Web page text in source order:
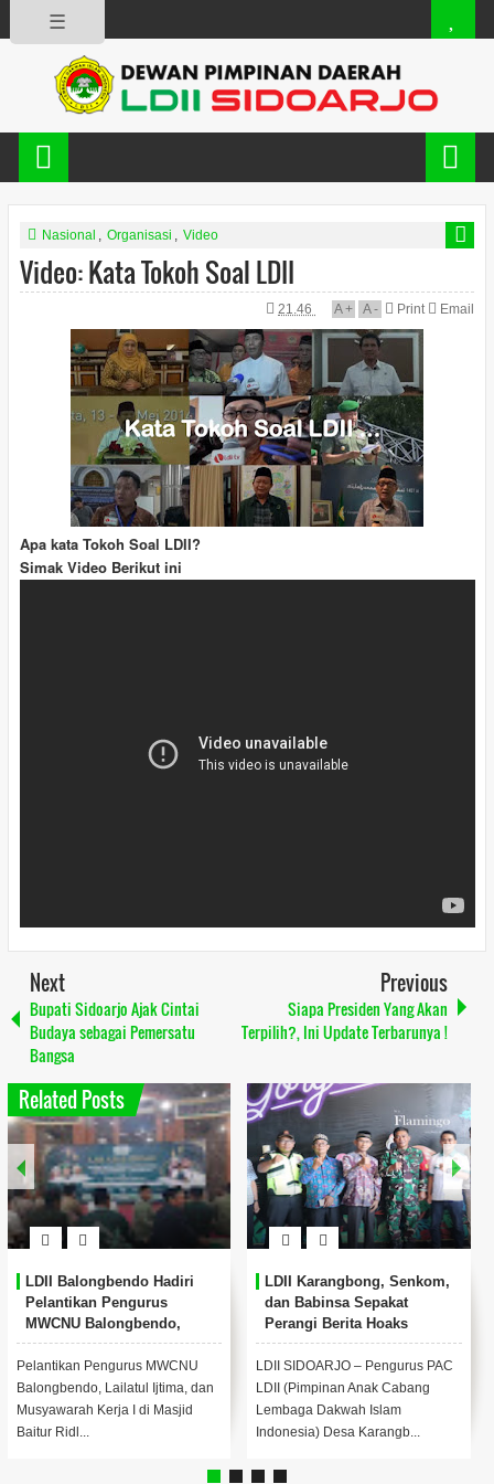
☰
Nasional , Organisasi , Video
Video: Kata Tokoh Soal LDII
21.46 A+ A- Print Email
Apa kata Tokoh Soal LDII?
Simak Video Berikut ini
Next
Bupati Sidoarjo Ajak Cintai
Budaya sebagai Pemersatu
Bangsa
Previous
Siapa Presiden Yang Akan
Terpilih?, Ini Update Terbarunya !
Related Posts
LDII Balongbendo Hadiri
Pelantikan Pengurus
MWCNU Balongbendo,
Perkuat Silaturahmi
Antarorganisasi
Pelantikan Pengurus MWCNU
Balongbendo, Lailatul Ijtima, dan
Musyawarah Kerja I di Masjid
Baitur Ridl...
LDII Karangbong, Senkom,
dan Babinsa Sepakat
Perangi Berita Hoaks
LDII SIDOARJO – Pengurus PAC
LDII (Pimpinan Anak Cabang
Lembaga Dakwah Islam
Indonesia) Desa Karangb...